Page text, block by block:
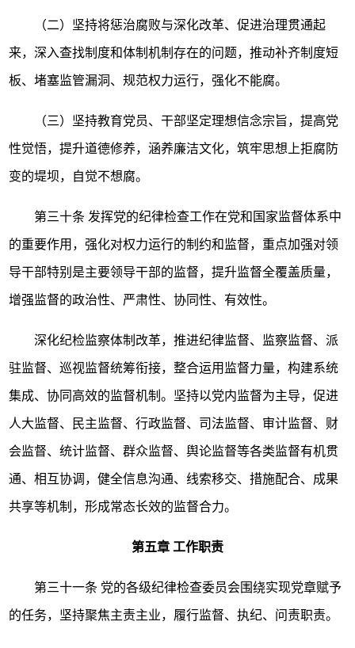
（二）坚持将惩治腐败与深化改革、促进治理贯通起
来，深入查找制度和体制机制存在的问题，推动补齐制度短
板、堵塞监管漏洞、规范权力运行，强化不能腐。
（三）坚持教育党员、干部坚定理想信念宗旨，提高党
性觉悟，提升道德修养，涵养廉洁文化，筑牢思想上拒腐防
变的堤坝，自觉不想腐。
第三十条 发挥党的纪律检查工作在党和国家监督体系中
的重要作用，强化对权力运行的制约和监督，重点加强对领
导干部特别是主要领导干部的监督，提升监督全覆盖质量，
增强监督的政治性、严肃性、协同性、有效性。
深化纪检监察体制改革，推进纪律监督、监察监督、派
驻监督、巡视监督统筹衔接，整合运用监督力量，构建系统
集成、协同高效的监督机制。坚持以党内监督为主导，促进
人大监督、民主监督、行政监督、司法监督、审计监督、财
会监督、统计监督、群众监督、舆论监督等各类监督有机贯
通、相互协调，健全信息沟通、线索移交、措施配合、成果
共享等机制，形成常态长效的监督合力。
第五章 工作职责
第三十一条 党的各级纪律检查委员会围绕实现党章赋予
的任务，坚持聚焦主责主业，履行监督、执纪、问责职责。